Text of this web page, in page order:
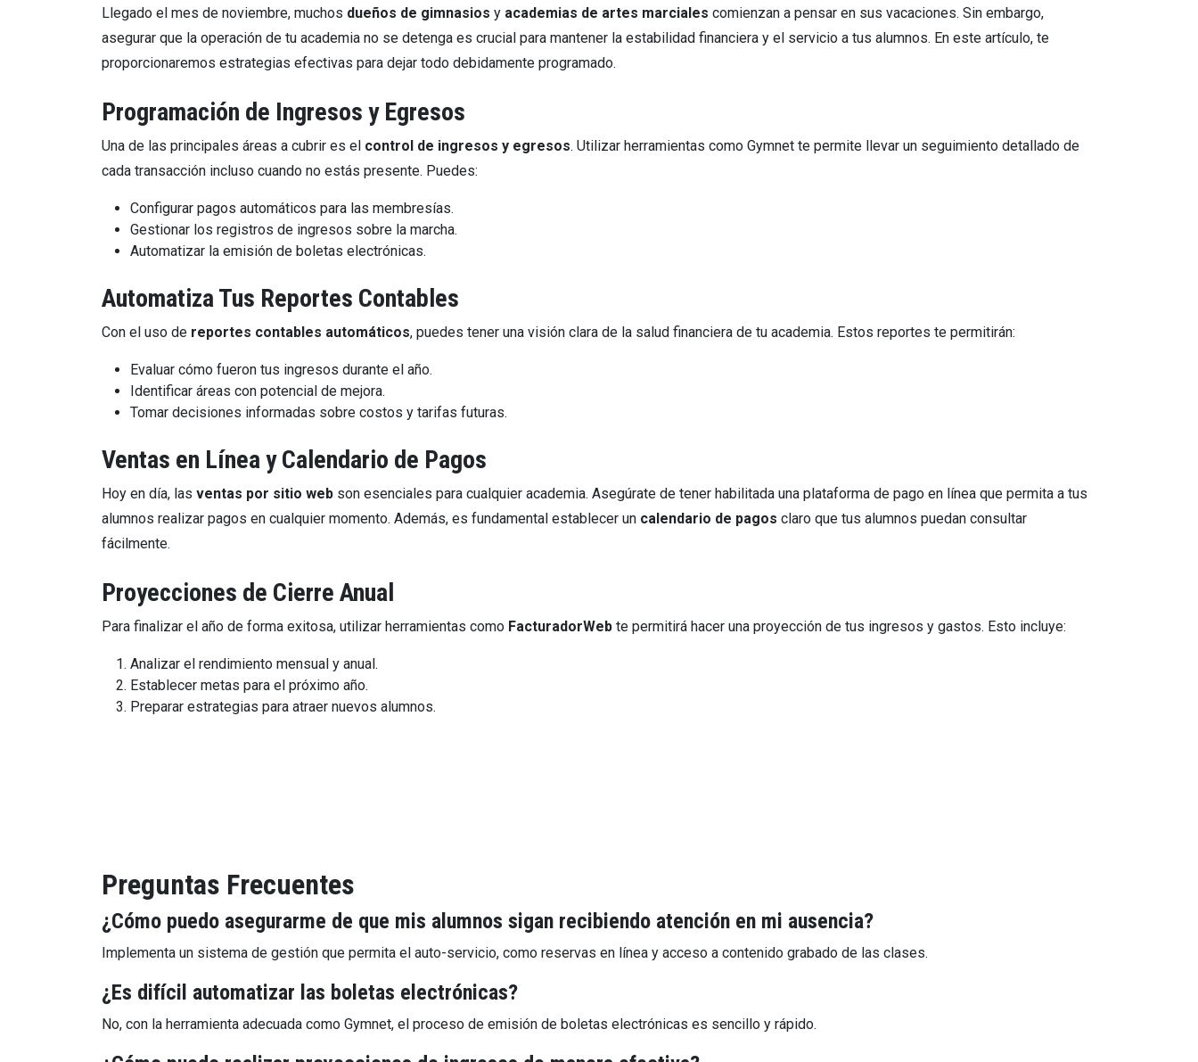
Llegado el mes de noviembre, muchos dueños de gimnasios y academias de artes marciales comienzan a pensar en sus vacaciones. Sin embargo,
asegurar que la operación de tu academia no se detenga es crucial para mantener la estabilidad financiera y el servicio a tus alumnos. En este artículo, te
proporcionaremos estrategias efectivas para dejar todo debidamente programado.
Programación de Ingresos y Egresos
Una de las principales áreas a cubrir es el control de ingresos y egresos. Utilizar herramientas como Gymnet te permite llevar un seguimiento detallado de
cada transacción incluso cuando no estás presente. Puedes:
Configurar pagos automáticos para las membresías.
Gestionar los registros de ingresos sobre la marcha.
Automatizar la emisión de boletas electrónicas.
Automatiza Tus Reportes Contables
Con el uso de reportes contables automáticos, puedes tener una visión clara de la salud financiera de tu academia. Estos reportes te permitirán:
Evaluar cómo fueron tus ingresos durante el año.
Identificar áreas con potencial de mejora.
Tomar decisiones informadas sobre costos y tarifas futuras.
Ventas en Línea y Calendario de Pagos
Hoy en día, las ventas por sitio web son esenciales para cualquier academia. Asegúrate de tener habilitada una plataforma de pago en línea que permita a tus
alumnos realizar pagos en cualquier momento. Además, es fundamental establecer un calendario de pagos claro que tus alumnos puedan consultar
fácilmente.
Proyecciones de Cierre Anual
Para finalizar el año de forma exitosa, utilizar herramientas como FacturadorWeb te permitirá hacer una proyección de tus ingresos y gastos. Esto incluye:
Analizar el rendimiento mensual y anual.
Establecer metas para el próximo año.
Preparar estrategias para atraer nuevos alumnos.
Preguntas Frecuentes
¿Cómo puedo asegurarme de que mis alumnos sigan recibiendo atención en mi ausencia?
Implementa un sistema de gestión que permita el auto-servicio, como reservas en línea y acceso a contenido grabado de las clases.
¿Es difícil automatizar las boletas electrónicas?
No, con la herramienta adecuada como Gymnet, el proceso de emisión de boletas electrónicas es sencillo y rápido.